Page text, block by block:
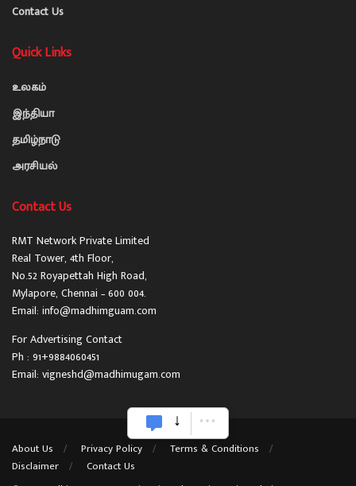
Contact Us
Quick Links
உலகம்
இந்தியா
தமிழ்நாடு
அரசியல்
Contact Us
RMT Network Private Limited
Real Tower, 4th Floor,
No.52 Royapettah High Road,
Mylapore, Chennai – 600 004.
Email: info@madhimguam.com
For Advertising Contact
Ph : 91+9884060451
Email: vigneshd@madhimugam.com
About Us Privacy Policy
Terms & Conditions
Disclaimer
Contact Us